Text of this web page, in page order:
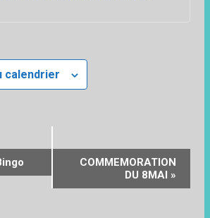
calendrier
COMMEMORATION
DU 8MAI »